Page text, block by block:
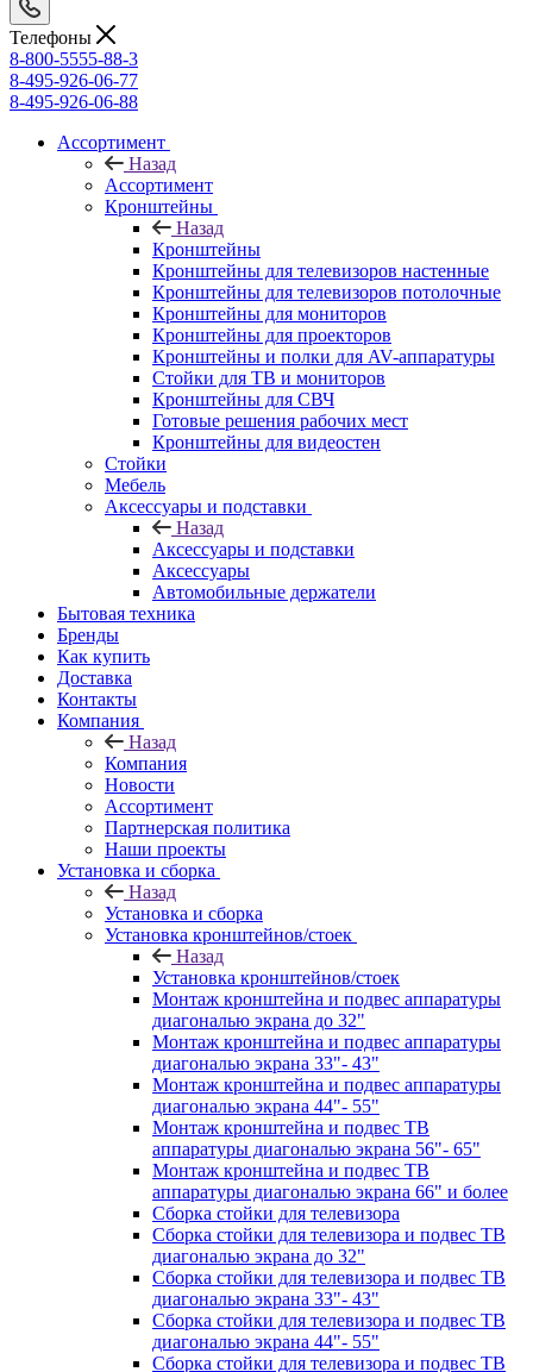
Телефоны
8-800-5555-88-3
8-495-926-06-77
8-495-926-06-88
Ассортимент
Назад
Ассортимент
Кронштейны
Назад
Кронштейны
Кронштейны для телевизоров настенные
Кронштейны для телевизоров потолочные
Кронштейны для мониторов
Кронштейны для проекторов
Кронштейны и полки для AV-аппаратуры
Стойки для ТВ и мониторов
Кронштейны для СВЧ
Готовые решения рабочих мест
Кронштейны для видеостен
Стойки
Мебель
Аксессуары и подставки
Назад
Аксессуары и подставки
Аксессуары
Автомобильные держатели
Бытовая техника
Бренды
Как купить
Доставка
Контакты
Компания
Назад
Компания
Новости
Ассортимент
Партнерская политика
Наши проекты
Установка и сборка
Назад
Установка и сборка
Установка кронштейнов/стоек
Назад
Установка кронштейнов/стоек
Монтаж кронштейна и подвес аппаратуры
диагональю экрана до 32"
Монтаж кронштейна и подвес аппаратуры
диагональю экрана 33"- 43"
Монтаж кронштейна и подвес аппаратуры
диагональю экрана 44"- 55"
Монтаж кронштейна и подвес ТВ
аппаратуры диагональю экрана 56"- 65"
Монтаж кронштейна и подвес ТВ
аппаратуры диагональю экрана 66" и более
Сборка стойки для телевизора
Сборка стойки для телевизора и подвес ТВ
диагональю экрана до 32"
Сборка стойки для телевизора и подвес ТВ
диагональю экрана 33"- 43"
Сборка стойки для телевизора и подвес ТВ
диагональю экрана 44"- 55"
Сборка стойки для телевизора и подвес ТВ